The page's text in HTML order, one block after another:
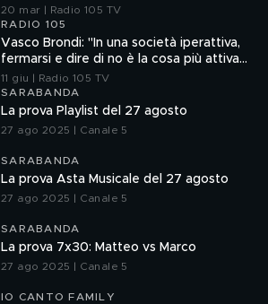
Tappa
20 mar | Radio 105 TV
RADIO 105
Vasco Brondi: "In una società iperattiva,
fermarsi e dire di no è la cosa più attiva
che si possa fare"
11 giu | Radio 105 TV
SARABANDA
La prova Playlist del 27 agosto
27 ago 2025 | Canale 5
SARABANDA
La prova Asta Musicale del 27 agosto
27 ago 2025 | Canale 5
SARABANDA
La prova 7x30: Matteo vs Marco
27 ago 2025 | Canale 5
IO CANTO FAMILY